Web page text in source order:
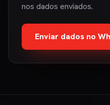
nos dados enviados.
Enviar dados no